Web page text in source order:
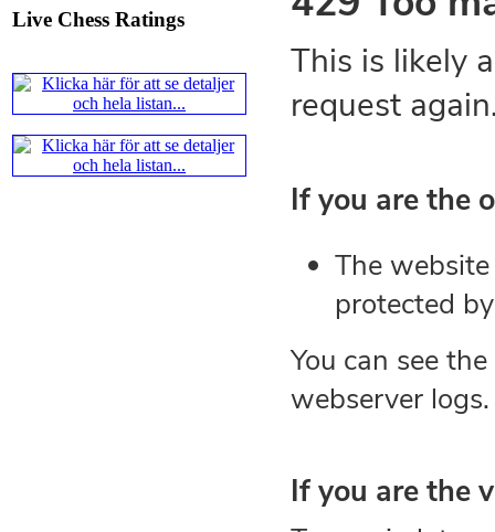
Live Chess Ratings
Ernst.Mitt stalltips är att
En svensk schackbok -
Västerås visade ett genuint
alltmer betraktats som en sport
Andra populära kategorier är
Robert Okpu har tillsammans
djupintervjuer medOkpu och
också en fotodel med
de som gillar biografier, de
de som vill se de nya